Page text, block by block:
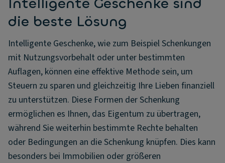
die beste Lösung
Intelligente Geschenke, wie zum Beispiel Schenkungen
mit Nutzungsvorbehalt oder unter bestimmten
Auflagen, können eine effektive Methode sein, um
Steuern zu sparen und gleichzeitig Ihre Lieben finanziell
zu unterstützen. Diese Formen der Schenkung
ermöglichen es Ihnen, das Eigentum zu übertragen,
während Sie weiterhin bestimmte Rechte behalten
oder Bedingungen an die Schenkung knüpfen. Dies kann
besonders bei Immobilien oder größeren